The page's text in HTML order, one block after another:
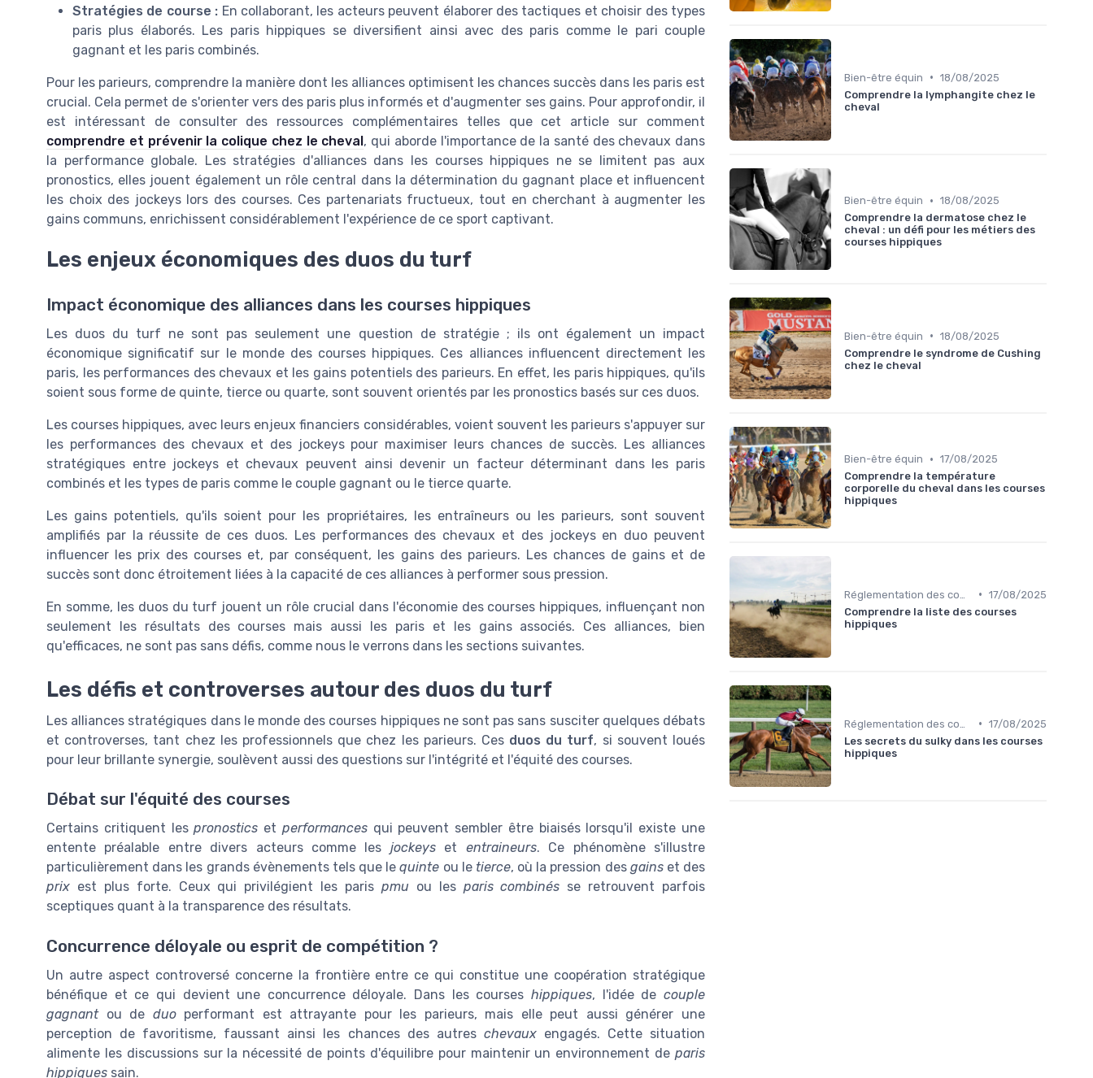
Stratégies de course : En collaborant, les acteurs peuvent élaborer des tactiques et choisir des types
paris plus élaborés. Les paris hippiques se diversifient ainsi avec des paris comme le pari couple
gagnant et les paris combinés.
Pour les parieurs, comprendre la manière dont les alliances optimisent les chances succès dans les paris est
crucial. Cela permet de s'orienter vers des paris plus informés et d'augmenter ses gains. Pour approfondir, il
est intéressant de consulter des ressources complémentaires telles que cet article sur comment
comprendre et prévenir la colique chez le cheval, qui aborde l'importance de la santé des chevaux dans
la performance globale. Les stratégies d'alliances dans les courses hippiques ne se limitent pas aux
pronostics, elles jouent également un rôle central dans la détermination du gagnant place et influencent
les choix des jockeys lors des courses. Ces partenariats fructueux, tout en cherchant à augmenter les
gains communs, enrichissent considérablement l'expérience de ce sport captivant.
Les enjeux économiques des duos du turf
Impact économique des alliances dans les courses hippiques
Les duos du turf ne sont pas seulement une question de stratégie ; ils ont également un impact
économique significatif sur le monde des courses hippiques. Ces alliances influencent directement les
paris, les performances des chevaux et les gains potentiels des parieurs. En effet, les paris hippiques, qu'ils
soient sous forme de quinte, tierce ou quarte, sont souvent orientés par les pronostics basés sur ces duos.
Les courses hippiques, avec leurs enjeux financiers considérables, voient souvent les parieurs s'appuyer sur
les performances des chevaux et des jockeys pour maximiser leurs chances de succès. Les alliances
stratégiques entre jockeys et chevaux peuvent ainsi devenir un facteur déterminant dans les paris
combinés et les types de paris comme le couple gagnant ou le tierce quarte.
Les gains potentiels, qu'ils soient pour les propriétaires, les entraîneurs ou les parieurs, sont souvent
amplifiés par la réussite de ces duos. Les performances des chevaux et des jockeys en duo peuvent
influencer les prix des courses et, par conséquent, les gains des parieurs. Les chances de gains et de
succès sont donc étroitement liées à la capacité de ces alliances à performer sous pression.
En somme, les duos du turf jouent un rôle crucial dans l'économie des courses hippiques, influençant non
seulement les résultats des courses mais aussi les paris et les gains associés. Ces alliances, bien
qu'efficaces, ne sont pas sans défis, comme nous le verrons dans les sections suivantes.
Les défis et controverses autour des duos du turf
Les alliances stratégiques dans le monde des courses hippiques ne sont pas sans susciter quelques débats
et controverses, tant chez les professionnels que chez les parieurs. Ces duos du turf, si souvent loués
pour leur brillante synergie, soulèvent aussi des questions sur l'intégrité et l'équité des courses.
Débat sur l'équité des courses
Certains critiquent lespronostics et performancesqui peuvent sembler être biaisés lorsqu'il existe une
entente préalable entre divers acteurs comme les jockeyset entraineurs. Ce phénomène s'illustre
particulièrement dans les grands évènements tels que lequinte ou le tierce, où la pression des gainset des
prix est plus forte. Ceux qui privilégient les paris pmu ou les paris combinés se retrouvent parfois
sceptiques quant à la transparence des résultats.
Concurrence déloyale ou esprit de compétition ?
Un autre aspect controversé concerne la frontière entre ce qui constitue une coopération stratégique
bénéfique et ce qui devient une concurrence déloyale. Dans les courseshippiques, l'idée decouple
gagnantou de duoperformant est attrayante pour les parieurs, mais elle peut aussi générer une
perception de favoritisme, faussant ainsi les chances des autres chevauxengagés. Cette situation
alimente les discussions sur la nécessité de points d'équilibre pour maintenir un environnement de paris
hippiques sain.
Bien-être équin • 18/08/2025
Comprendre la lymphangite chez le
cheval
Bien-être équin • 18/08/2025
Comprendre la dermatose chez le
cheval : un défi pour les métiers des
courses hippiques
Bien-être équin • 18/08/2025
Comprendre le syndrome de Cushing
chez le cheval
Bien-être équin • 17/08/2025
Comprendre la température
corporelle du cheval dans les courses
hippiques
• 17/08/2025
Comprendre la liste des courses
hippiques
• 17/08/2025
Les secrets du sulky dans les courses
hippiques